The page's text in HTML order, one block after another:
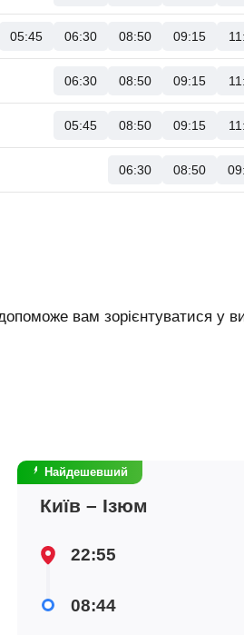
05:45 06:30 08:50 09:15
06:30 08:50 09:15
05:45 08:50 09:15
06:30 08:50
Найдешевший
Київ – Ізюм
22:55
08:44